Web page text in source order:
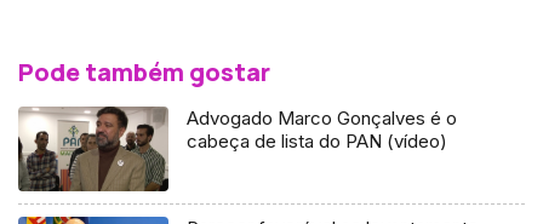
Pode também gostar
Advogado Marco Gonçalves é o
cabeça de lista do PAN (vídeo)